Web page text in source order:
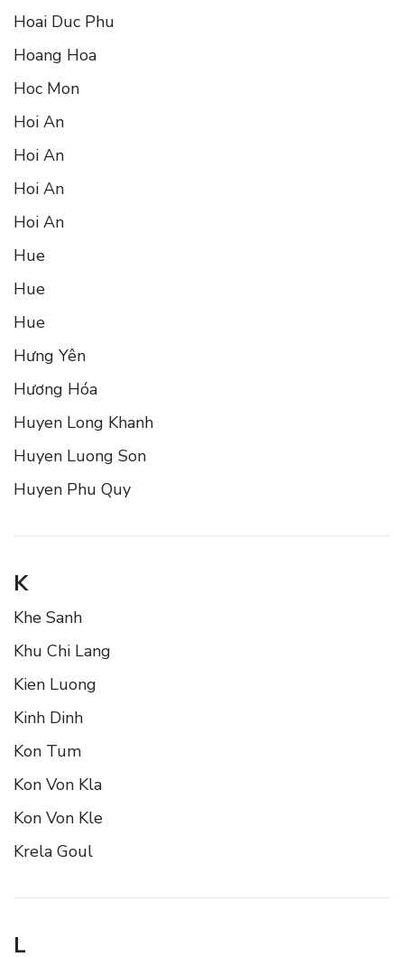
Hoai Duc Phu
Hoang Hoa
Hoc Mon
Hoi An
Hoi An
Hoi An
Hoi An
Hue
Hue
Hue
Hưng Yên
Hương Hóa
Huyen Long Khanh
Huyen Luong Son
Huyen Phu Quy
K
Khe Sanh
Khu Chi Lang
Kien Luong
Kinh Dinh
Kon Tum
Kon Von Kla
Kon Von Kle
Krela Goul
L